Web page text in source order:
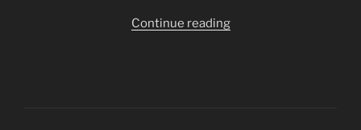
Continue reading“Gochuumon